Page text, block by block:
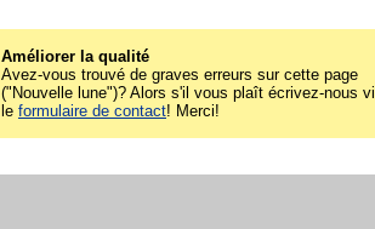
Améliorer la qualité
Avez-vous trouvé de graves erreurs sur cette page
("Nouvelle lune")? Alors s'il vous plaît écrivez-nous
le formulaire de contact! Merci!